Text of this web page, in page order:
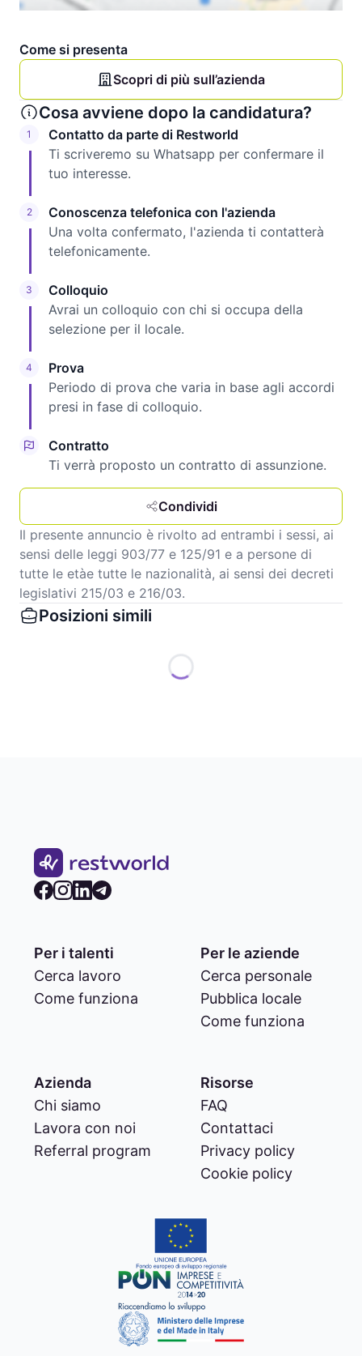
Come si presenta
Scopri di più sull’azienda
Cosa avviene dopo la candidatura?
1
Contatto da parte di Restworld
Ti scriveremo su Whatsapp per confermare il
tuo interesse.
2
Conoscenza telefonica con l'azienda
Una volta confermato, l'azienda ti contatterà
telefonicamente.
3
Colloquio
Avrai un colloquio con chi si occupa della
selezione per il locale.
4
Prova
Periodo di prova che varia in base agli accordi
presi in fase di colloquio.
Contratto
Ti verrà proposto un contratto di assunzione.
Condividi
Il presente annuncio è rivolto ad entrambi i sessi, ai
sensi delle leggi 903/77 e 125/91 e a persone di
tutte le etàe tutte le nazionalità, ai sensi dei decreti
legislativi 215/03 e 216/03.
Posizioni simili
Per i talenti
Cerca lavoro
Come funziona
Per le aziende
Cerca personale
Pubblica locale
Come funziona
Azienda
Chi siamo
Lavora con noi
Referral program
Risorse
FAQ
Contattaci
Privacy policy
Cookie policy